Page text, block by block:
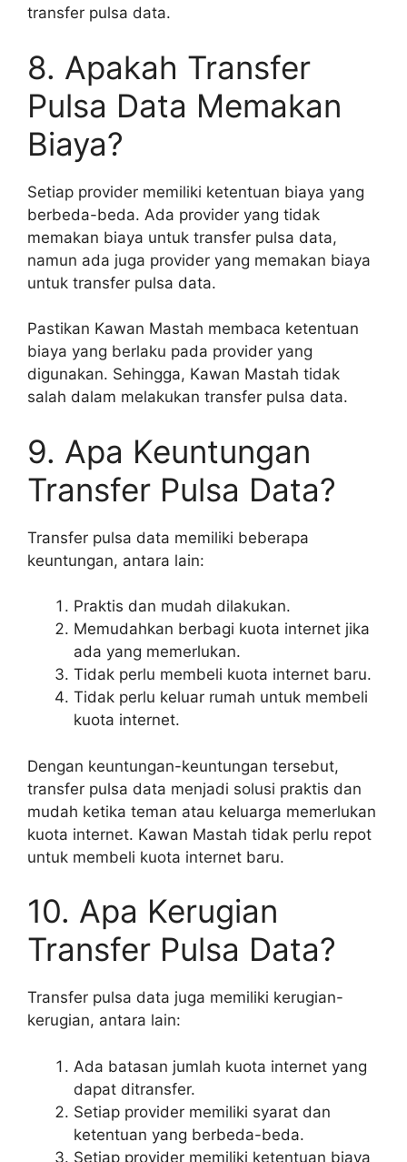
transfer pulsa data.
8. Apakah Transfer
Pulsa Data Memakan
Biaya?
Setiap provider memiliki ketentuan biaya yang
berbeda-beda. Ada provider yang tidak
memakan biaya untuk transfer pulsa data,
namun ada juga provider yang memakan biaya
untuk transfer pulsa data.
Pastikan Kawan Mastah membaca ketentuan
biaya yang berlaku pada provider yang
digunakan. Sehingga, Kawan Mastah tidak
salah dalam melakukan transfer pulsa data.
9. Apa Keuntungan
Transfer Pulsa Data?
Transfer pulsa data memiliki beberapa
keuntungan, antara lain:
Praktis dan mudah dilakukan.
Memudahkan berbagi kuota internet jika
ada yang memerlukan.
Tidak perlu membeli kuota internet baru.
Tidak perlu keluar rumah untuk membeli
kuota internet.
Dengan keuntungan-keuntungan tersebut,
transfer pulsa data menjadi solusi praktis dan
mudah ketika teman atau keluarga memerlukan
kuota internet. Kawan Mastah tidak perlu repot
untuk membeli kuota internet baru.
10. Apa Kerugian
Transfer Pulsa Data?
Transfer pulsa data juga memiliki kerugian-
kerugian, antara lain:
Ada batasan jumlah kuota internet yang
dapat ditransfer.
Setiap provider memiliki syarat dan
ketentuan yang berbeda-beda.
Setiap provider memiliki ketentuan biaya